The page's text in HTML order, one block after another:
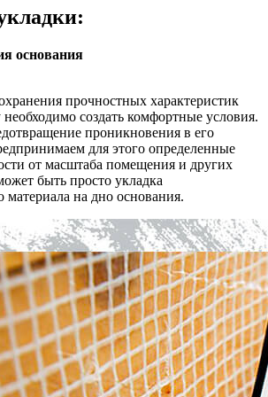
основания
прочностных характеристик
создать комфортные условия.
проникновения в его
для этого определенные
от масштаба помещения и других
быть просто укладка
на дно основания.